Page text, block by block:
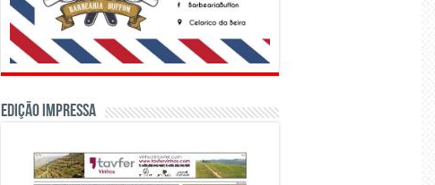
Edição Impressa